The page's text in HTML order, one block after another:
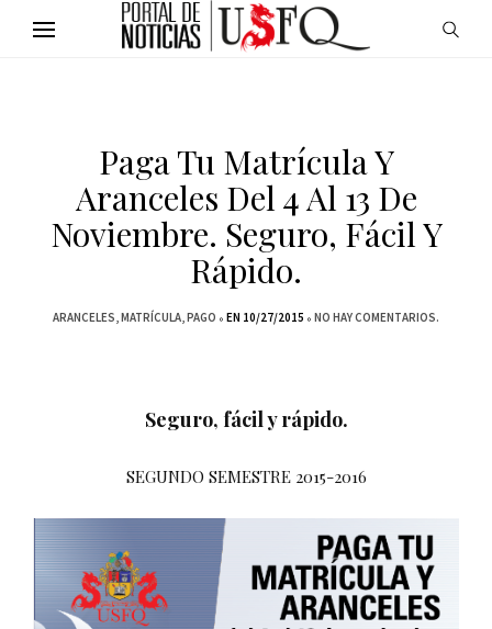
Paga Tu Matrícula Y
Aranceles Del 4 Al 13 De
Noviembre. Seguro, Fácil Y
Rápido.
ARANCELES MATRÍCULA PAGO EN 10/27/2015 NO HAY COMENTARIOS.
Seguro, fácil y rápido.
SEGUNDO SEMESTRE 2015-2016